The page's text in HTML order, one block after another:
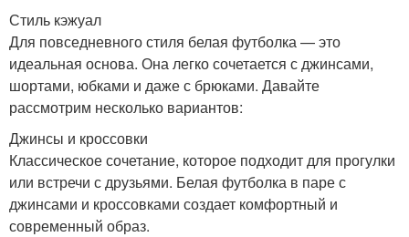
Стиль кэжуал
Для повседневного стиля белая футболка — это
идеальная основа. Она легко сочетается с джинсами,
шортами, юбками и даже с брюками. Давайте
рассмотрим несколько вариантов:
Джинсы и кроссовки
Классическое сочетание, которое подходит для прогулки
или встречи с друзьями. Белая футболка в паре с
джинсами и кроссовками создает комфортный и
современный образ.